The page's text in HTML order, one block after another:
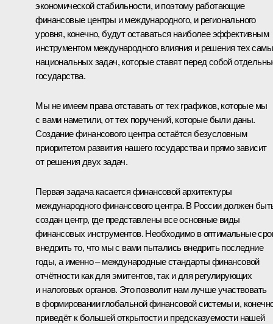
экономической стабильности, и поэтому работающие
финансовые центры и международного, и регионального
уровня, конечно, будут оставаться наиболее эффективным
инструментом международного влияния и решения тех
национальных задач, которые ставят перед собой
государства.
Мы не имеем права отставать от тех графиков, которые мы
с вами наметили, от тех поручений, которые были даны.
Создание финансового центра остаётся безусловным
приоритетом развития нашего государства и прямо зависит
от решения двух задач.
Первая задача касается финансовой архитектуры
международного финансового центра. В России должен
создан центр, где представлены все основные виды
финансовых инструментов. Необходимо в оптимальные
внедрить то, что мы с вами пытались внедрить последние
годы, а именно – международные стандарты финансовой
отчётности как для эмитентов, так и для регулирующих
и налоговых органов. Это позволит нам лучше участвовать
в формировании глобальной финансовой системы и,
приведёт к большей открытости и предсказуемости нашей